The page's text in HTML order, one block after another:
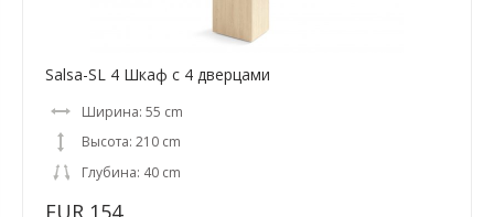
Salsa-SL 4 Шкаф с 4 дверцами
Ширина: 55 cm
Высота: 210 cm
Глубина: 40 cm
EUR 154